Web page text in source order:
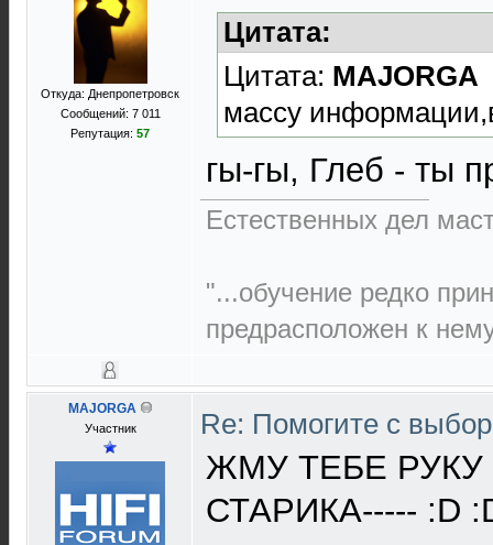
Откуда: Днепропетровск
Сообщений: 7 011
Репутация: 57
Цитата:
Цитата: MAJORGA
массу
гы-гы, Глеб - ты
Естественных дел
"...обучение редко
предрасположен к
MAJORGA
Участник Re: Помогите с
ЖМУ ТЕБЕ
СТАРИКА----- :D